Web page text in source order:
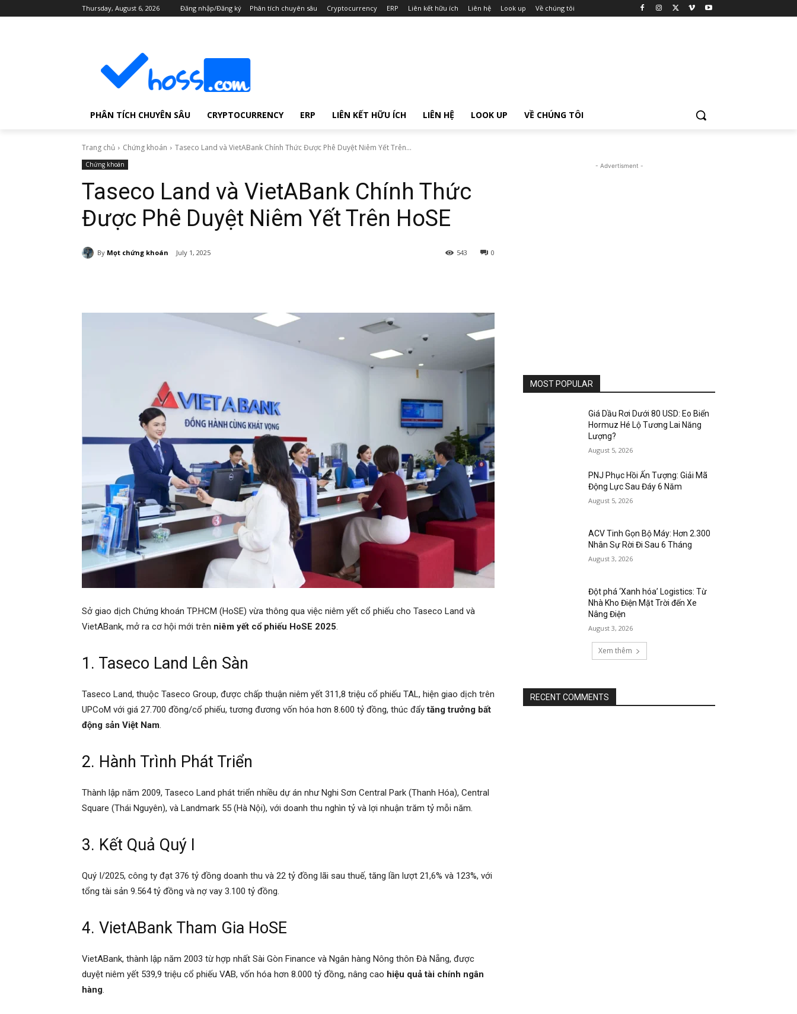
Thursday, August 6, 2026 Đăng nhập/Đăng ký Phân tích chuyên sâu Cryptocurrency ERP Liên kết hữu ích Liên hệ Look up Về chúng tôi
PHÂN TÍCH CHUYÊN SÂU CRYPTOCURRENCY ERP LIÊN KẾT HỮU ÍCH LIÊN HỆ LOOK UP VỀ CHÚNG TÔI
Trang chủ Chứng khoán Taseco Land và VietABank Chính Thức Được Phê Duyệt Niêm Yết Trên...
Chứng khoán
Taseco Land và VietABank Chính Thức
Được Phê Duyệt Niêm Yết Trên HoSE
By Mọt chứng khoán July 1, 2025 0
543
Sở giao dịch Chứng khoán TP.HCM (HoSE) vừa thông qua việc niêm yết cổ phiếu cho Taseco Land và
VietABank, mở ra cơ hội mới trên niêm yết cổ phiếu HoSE 2025.
1. Taseco Land Lên Sàn
Taseco Land, thuộc Taseco Group, được chấp thuận niêm yết 311,8 triệu cổ phiếu TAL, hiện giao dịch trên
UPCoM với giá 27.700 đồng/cổ phiếu, tương đương vốn hóa hơn 8.600 tỷ đồng, thúc đẩytăng trưởng bất
động sản Việt Nam.
2. Hành Trình Phát Triển
Thành lập năm 2009, Taseco Land phát triển nhiều dự án như Nghi Sơn Central Park (Thanh Hóa), Central
Square (Thái Nguyên), và Landmark 55 (Hà Nội), với doanh thu nghìn tỷ và lợi nhuận trăm tỷ mỗi năm.
3. Kết Quả Quý I
Quý I/2025, công ty đạt 376 tỷ đồng doanh thu và 22 tỷ đồng lãi sau thuế, tăng lần lượt 21,6% và 123%, với
tổng tài sản 9.564 tỷ đồng và nợ vay 3.100 tỷ đồng.
4. VietABank Tham Gia HoSE
VietABank, thành lập năm 2003 từ hợp nhất Sài Gòn Finance và Ngân hàng Nông thôn Đà Nẵng, được
duyệt niêm yết 539,9 triệu cổ phiếu VAB, vốn hóa hơn 8.000 tỷ đồng, nâng cao hiệu quả tài chính ngân
hàng.
- Advertisment -
MOST POPULAR
Giá Dầu Rơi Dưới 80 USD: Eo Biển
Hormuz Hé Lộ Tương Lai Năng
Lượng?
August 5, 2026
PNJ Phục Hồi Ấn Tượng: Giải Mã
Động Lực Sau Đáy 6 Năm
August 5, 2026
ACV Tinh Gọn Bộ Máy: Hơn 2.300
Nhân Sự Rời Đi Sau 6 Tháng
August 3, 2026
Đột phá ‘Xanh hóa’ Logistics: Từ
Nhà Kho Điện Mặt Trời đến Xe
Nâng Điện
August 3, 2026
Xem thêm
RECENT COMMENTS